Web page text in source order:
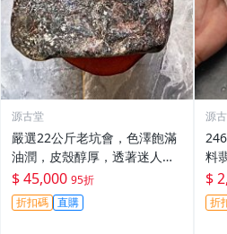
源古堂
嚴選22公斤老坑會，色澤飽滿
油潤，皮殼醇厚，透著迷人的
黃霧光澤 翡翠 A貨 玉石
$ 45,000 95折
折扣碼 直購
源
料
賣
來
$
折